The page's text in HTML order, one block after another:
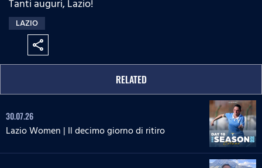
0
%
s
s
:
Tanti auguri, Lazio!
LAZIO
share
RELATED
30.07.26
Lazio Women | Il decimo giorno di ritiro